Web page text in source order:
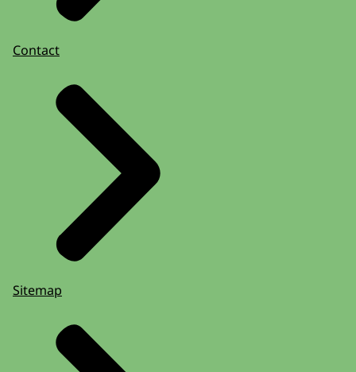
Contact
Sitemap